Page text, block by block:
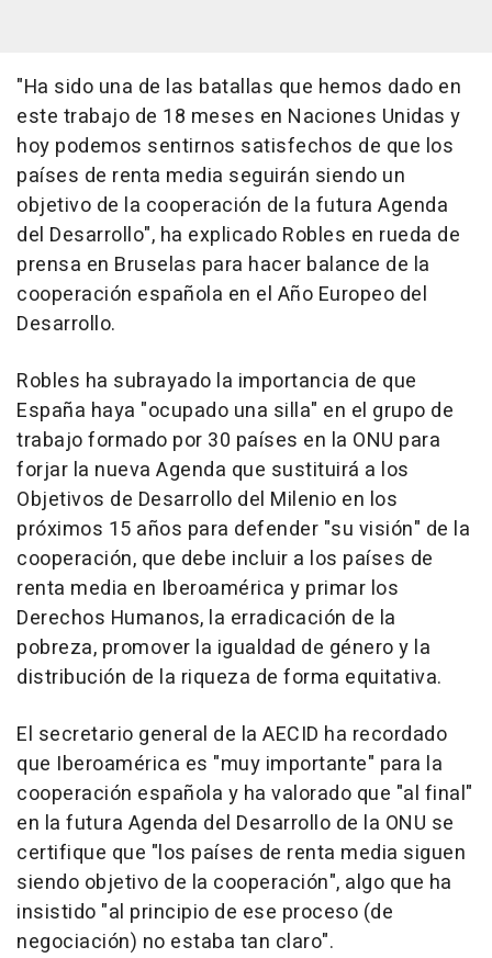
"Ha sido una de las batallas que hemos dado en
este trabajo de 18 meses en Naciones Unidas y
hoy podemos sentirnos satisfechos de que los
países de renta media seguirán siendo un
objetivo de la cooperación de la futura Agenda
del Desarrollo", ha explicado Robles en rueda de
prensa en Bruselas para hacer balance de la
cooperación española en el Año Europeo del
Desarrollo.
Robles ha subrayado la importancia de que
España haya "ocupado una silla" en el grupo de
trabajo formado por 30 países en la ONU para
forjar la nueva Agenda que sustituirá a los
Objetivos de Desarrollo del Milenio en los
próximos 15 años para defender "su visión" de la
cooperación, que debe incluir a los países de
renta media en Iberoamérica y primar los
Derechos Humanos, la erradicación de la
pobreza, promover la igualdad de género y la
distribución de la riqueza de forma equitativa.
El secretario general de la AECID ha recordado
que Iberoamérica es "muy importante" para la
cooperación española y ha valorado que "al final"
en la futura Agenda del Desarrollo de la ONU se
certifique que "los países de renta media siguen
siendo objetivo de la cooperación", algo que ha
insistido "al principio de ese proceso (de
negociación) no estaba tan claro".